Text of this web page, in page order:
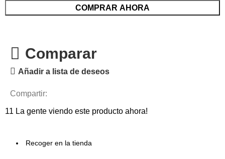
COMPRAR AHORA
Comparar
Añadir a lista de deseos
Compartir:
11 La gente viendo este producto ahora!
Recoger en la tienda